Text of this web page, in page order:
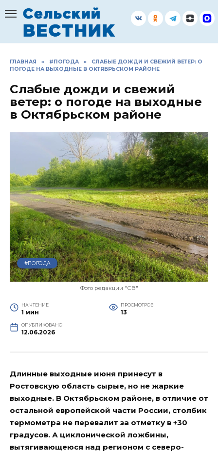
содержанию
ГЛАВНАЯ » #ПОГОДА »
СЛАБЫЕ ДОЖДИ И СВЕЖИЙ ВЕТЕР: О
ПОГОДЕ НА ВЫХОДНЫЕ В ОКТЯБРЬСКОМ РАЙОНЕ
Слабые дожди и свежий
ветер: о погоде на выходные
в Октябрьском районе
#ПОГОДА
Фото редакции "СВ"
НА ЧТЕНИЕ
1 мин
ПРОСМОТРОВ
13
ОПУБЛИКОВАНО
12.06.2026
Длинные выходные июня принесут в
Ростовскую область сырые, но не жаркие
выходные. В Октябрьском районе, в отличие от
остальной европейской части России, столбик
термометра не перевалит за отметку в +30
градусов. А циклонической ложбины,
вытягивающеюся над регионом с северо-